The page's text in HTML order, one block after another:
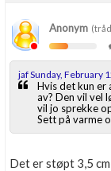
Anonym
jaf Sunday, February
Hvis det kun er
av? Den vil vel
vil jo sprekke
Sett på varme
Det er støpt 3,5